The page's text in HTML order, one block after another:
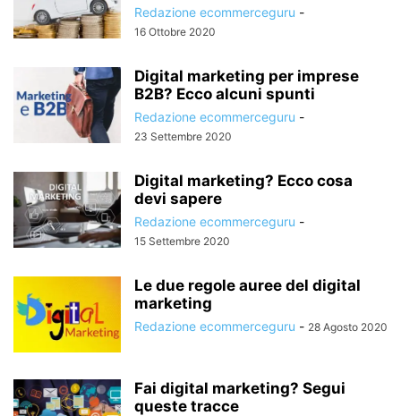
Redazione ecommerceguru -
16 Ottobre 2020
Digital marketing per imprese
B2B? Ecco alcuni spunti
Redazione ecommerceguru -
23 Settembre 2020
Digital marketing? Ecco cosa
devi sapere
Redazione ecommerceguru -
15 Settembre 2020
Le due regole auree del digital
marketing
Redazione ecommerceguru - 28 Agosto 2020
Fai digital marketing? Segui
queste tracce